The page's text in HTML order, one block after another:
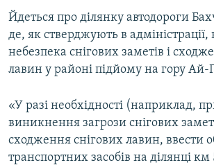
СВІДЧЕННЯ ОКУПАЦІЇ
УКРАЇНСЬКА ПРОБЛЕМА КРИМУ
ІНФОГРАФІКА
Русский
Qırımtatar
ДОЛУЧАЙСЯ!
Усі сайти RFE/RL
Йдеться про ділянку автодороги
де, як стверджують в адміністрації,
небезпека снігових заметів і
лавин у районі підйому на гору Ай-
«У разі необхідності (наприклад,
виникнення загрози снігових
сходження снігових лавин, ввести
транспортних засобів на ділянці